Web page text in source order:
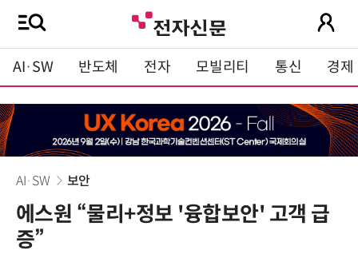
AI·SW 반도체 전자 모빌리티 통신 경제
AI·SW 보안
에스원 “물리+정보 '융합보안' 고객 급
증”